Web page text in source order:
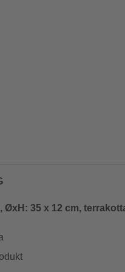
ØxH: 35 x 12 cm,